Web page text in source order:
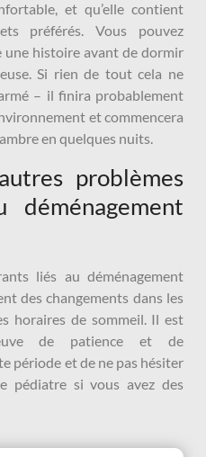
et qu’elle contient
préférés. Vous pouvez
une histoire avant de dormir
Si rien de tout cela ne
– il finira probablement
et commencera
en quelques nuits.
problèmes
liés au déménagement
des changements dans les
horaires de sommeil. Il est
de patience et de
période et de ne pas hésiter
pédiatre si vous avez des